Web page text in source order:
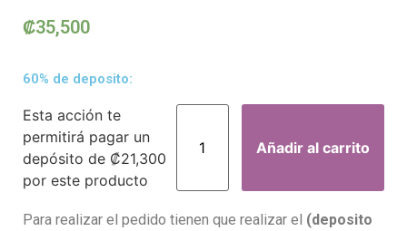
₡35,500
60% de deposito:
Esta acción te
permitirá pagar un
depósito de ₡21,300
por este producto
Añadir al carrito
Para realizar el pedido tienen que realizar el (deposito